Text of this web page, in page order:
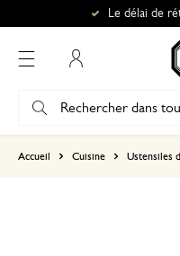
Le délai de
Accueil Cuisine Ustensiles